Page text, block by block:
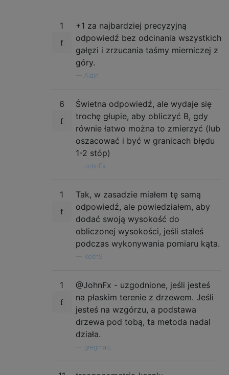
1
+1 za najbardziej precyzyjną
odpowiedź bez odcinania wszystkich
gałęzi i zrzucania taśmy mierniczej z
góry.
Alain
6
Świetna odpowiedź, ale wydaje się
trochę głupie, aby obliczyć B, gdy
równie łatwo można to zmierzyć (lub
oszacować i być w granicach błędu
1-2 stóp)
JohnFx
1
Tak, w zasadzie miałem tę samą
odpowiedź, ale powiedziałem, aby
dodać swoją wysokość do
obliczonej wysokości, jeśli stałeś
podczas wykonywania pomiaru kąta.
KeithS
1
@JohnFx - uzgodnione, jeśli jesteś
na płaskim terenie z drzewem. Jeśli
jesteś na wzgórzu, a podstawa
drzewa pod tobą, ta metoda nadal
działa.
gregmac,